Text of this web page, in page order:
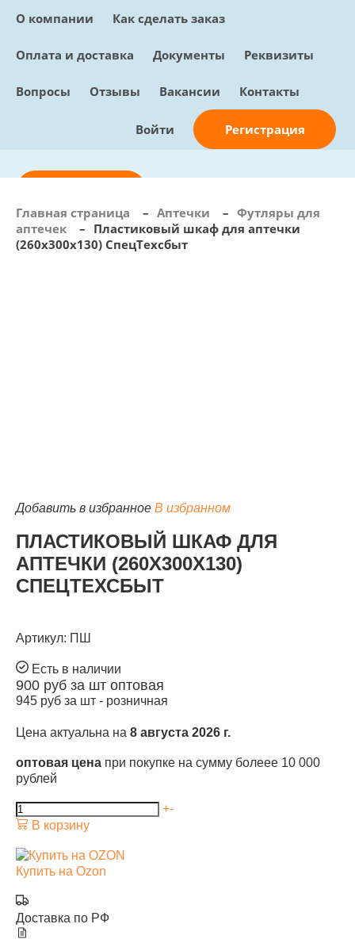
О компании Как сделать заказ
Оплата и доставка Документы Реквизиты
Вопросы Отзывы Вакансии Контакты
Войти Регистрация
info@sunmed.ru
Главная страница – Аптечки – Футляры для
аптечек
– Пластиковый шкаф для аптечки
(260х300х130) СпецТехсбыт
Добавить в избранное В избранном
ПЛАСТИКОВЫЙ ШКАФ ДЛЯ
АПТЕЧКИ (260Х300Х130)
СПЕЦТЕХСБЫТ
Артикул: ПШ
Есть в наличии
900 руб за шт оптовая
945 руб за шт - розничная
Цена актуальна на 8 августа 2026 г.
оптовая цена при покупке на сумму болеее 10 000
рублей
+-
В корзину
Купить на Ozon
Доставка по РФ